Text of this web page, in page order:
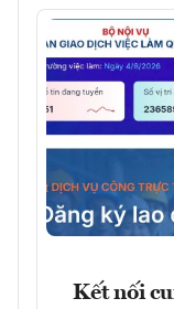
Kết nối